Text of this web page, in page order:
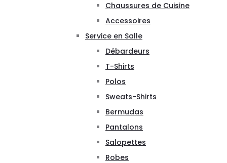
Chaussures de Cuisine
Accessoires
Service en Salle
Débardeurs
T-Shirts
Polos
Sweats-Shirts
Bermudas
Pantalons
Salopettes
Robes